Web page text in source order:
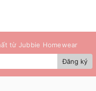
từ Jubbie Homewear
Đăng ký